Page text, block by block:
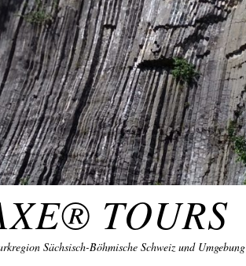
TOURS
Sächsisch-Böhmische Schweiz und Umgebung